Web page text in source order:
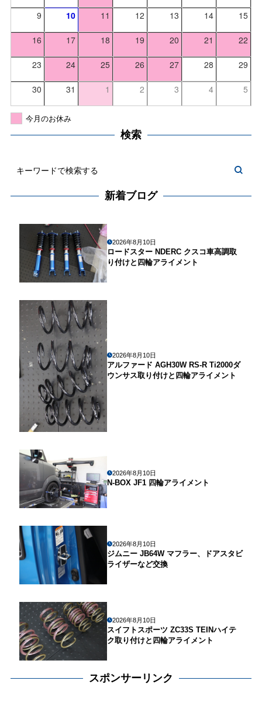
9 10 11 12 13 14 15
16 17 18 19 20 21 22
23 24 25 26 27 28 29
30 31 1 2 3 4 5
今月のお休み
検索
新着ブログ
2026年8月10日
ロードスター NDERC クスコ車高調取
り付けと四輪アライメント
2026年8月10日
アルファード AGH30W RS-R Ti2000ダ
ウンサス取り付けと四輪アライメント
2026年8月10日
N-BOX JF1 四輪アライメント
2026年8月10日
ジムニー JB64W マフラー、ドアスタビ
ライザーなど交換
2026年8月10日
スイフトスポーツ ZC33S TEINハイテ
ク取り付けと四輪アライメント
スポンサーリンク